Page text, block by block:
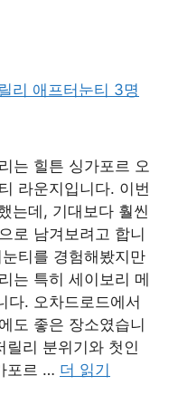
는 힐튼 싱가포르 오
라운지입니다. 이번
는데, 기대보다 훨씬
로 남겨보려고 합니
티를 경험해봤지만
는 특히 세이보리 메
다. 오차드로드에서
도 좋은 장소였습니
릴리 분위기와 첫인
포르 … 더 읽기